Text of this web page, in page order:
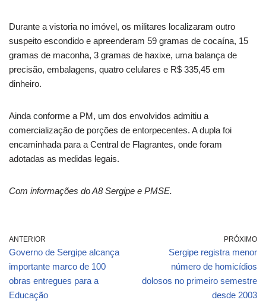
Durante a vistoria no imóvel, os militares localizaram outro
suspeito escondido e apreenderam 59 gramas de cocaína, 15
gramas de maconha, 3 gramas de haxixe, uma balança de
precisão, embalagens, quatro celulares e R$ 335,45 em
dinheiro.
Ainda conforme a PM, um dos envolvidos admitiu a
comercialização de porções de entorpecentes. A dupla foi
encaminhada para a Central de Flagrantes, onde foram
adotadas as medidas legais.
Com informações do A8 Sergipe e PMSE.
ANTERIOR
Governo de Sergipe alcança
importante marco de 100
obras entregues para a
Educação
PRÓXIMO
Sergipe registra menor
número de homicídios
dolosos no primeiro semestre
desde 2003